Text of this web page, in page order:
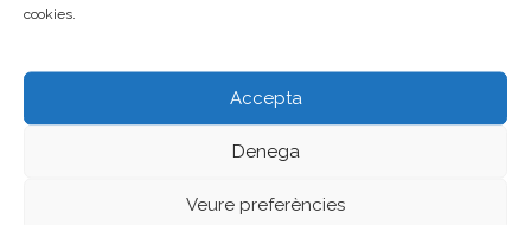
cookies.
Accepta
Denega
Veure preferències
juny 2023